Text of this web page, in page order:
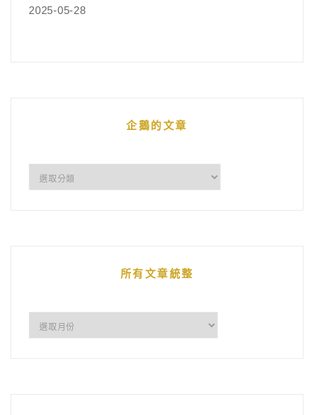
2025-05-28
企鵝的文章
所有文章統整